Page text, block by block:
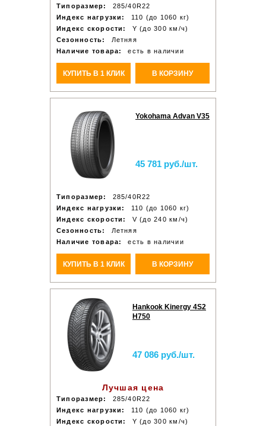
Типоразмер:
285/40R22
Индекс нагрузки:
110 (до 1060 кг)
Индекс скорости:
Y (до 300 км/ч)
Сезонность:
Летняя
Наличие товара:
есть в наличии
КУПИТЬ В 1 КЛИК В КОРЗИНУ
Yokohama Advan V35
45 781 руб./шт.
Типоразмер:
285/40R22
Индекс нагрузки:
110 (до 1060 кг)
Индекс скорости:
V (до 240 км/ч)
Сезонность:
Летняя
Наличие товара:
есть в наличии
КУПИТЬ В 1 КЛИК В КОРЗИНУ
Hankook Kinergy 4S2
H750
47 086 руб./шт.
Лучшая цена
Типоразмер:
285/40R22
Индекс нагрузки:
110 (до 1060 кг)
Индекс скорости:
Y (до 300 км/ч)